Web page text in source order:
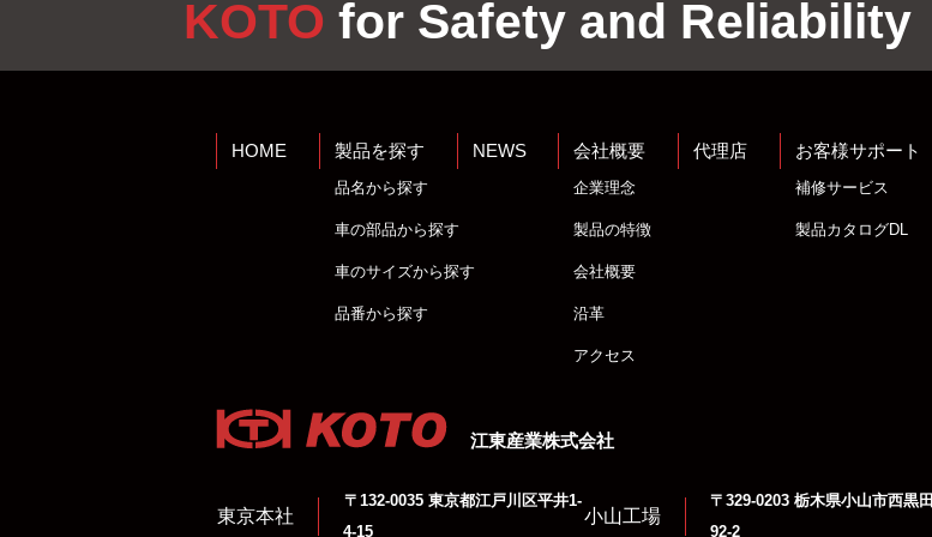
KOTO for Safety and Reliability
HOME 製品を探す
品名から探す
車の部品から探す
車のサイズから探す
品番から探す
NEWS 会社概要
企業理念
製品の特徴
会社概要
沿革
アクセス
代理店 お客様サポート
補修サービス
製品カタログDL
江東産業株式会社
東京本社
〒132-0035 東京都江戸川区平井1-
4-15
小山工場
〒329-0203 栃木県小山市西黒田
92-2